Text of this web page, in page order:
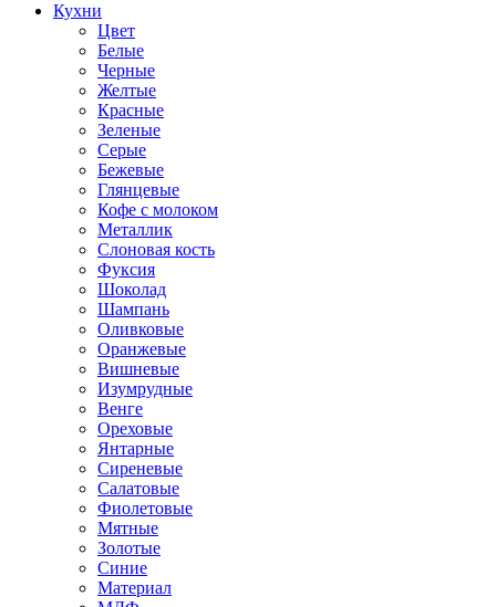
Кухни
Цвет
Белые
Черные
Желтые
Красные
Зеленые
Серые
Бежевые
Глянцевые
Кофе с молоком
Металлик
Слоновая кость
Фуксия
Шоколад
Шампань
Оливковые
Оранжевые
Вишневые
Изумрудные
Венге
Ореховые
Янтарные
Сиреневые
Салатовые
Фиолетовые
Мятные
Золотые
Синие
Материал